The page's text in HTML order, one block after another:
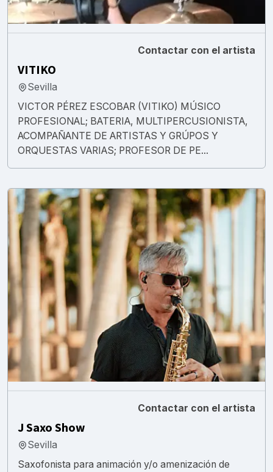
Contactar con el artista
VITIKO
Sevilla
VICTOR PÉREZ ESCOBAR (VITIKO) MÚSICO
PROFESIONAL; BATERIA, MULTIPERCUSIONISTA,
ACOMPAÑANTE DE ARTISTAS Y GRÚPOS Y
ORQUESTAS VARIAS; PROFESOR DE PE...
Contactar con el artista
J Saxo Show
Sevilla
Saxofonista para animación y/o amenización de